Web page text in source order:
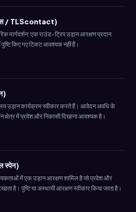
/ TLScontact)
मार्गदर्शन: एक राउंड-ट्रिप उड़ान आरक्षण प्रदान
किए गए टिकट आवश्यक नहीं हैं।
उड़ान कार्यक्रम स्वीकार करते हैं। आवेदन अवधि के
क्षेत्र में प्रवेश और निकासी दिखाना आवश्यक है।
स्पेन)
में एक उड़ान आरक्षण शामिल है जो प्रवेश और
है। पुष्टि या अस्थायी आरक्षण स्वीकार किया जाता है।